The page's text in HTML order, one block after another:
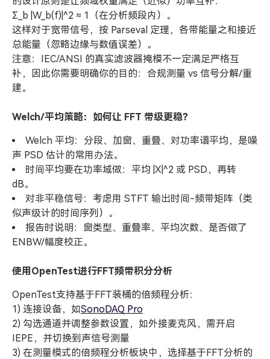
Σ_b |W_b(f)|^2 ≈ 1（在分析频段内）。
这样对于宽带信号，按 Parseval 定理，各带能量之和接近
总能量（忽略边缘与数值误差）。
注意：IEC/ANSI 的真实滤波器掩模不一定满足严格互
补，因此你需要明确你的目的：合规测量 vs 信号分解/重
建。
Welch/平均策略：如何让 FFT 带级更稳？
Welch 平均：分段、加窗、重叠、对功率谱平均，是噪
声 PSD 估计的常用办法。
时间平均要在功率域做：平均 |X|^2 或 PSD，再转
dB。
对非平稳信号：考虑用 STFT 输出时间-频带矩阵（类
似声级计的时间序列）。
报告时说明：窗类型、重叠率、平均次数、是否做了
ENBW/幅度校正。
使用OpenTest进行FFT频带积分分析
OpenTest支持基于FFT装桶的倍频程分析：
1) 连接设备，如SonoDAQ Pro
2) 勾选通道并调整参数设置，如外接麦克风，需开启
IEPE，并切换到声信号测量
3) 在测量模式的倍频程分析板块中，选择基于FFT分析的